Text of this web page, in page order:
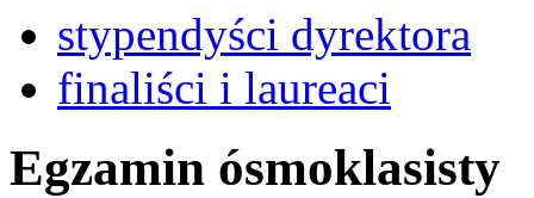
stypendyści dyrektora
finaliści i laureaci
Egzamin ósmoklasisty